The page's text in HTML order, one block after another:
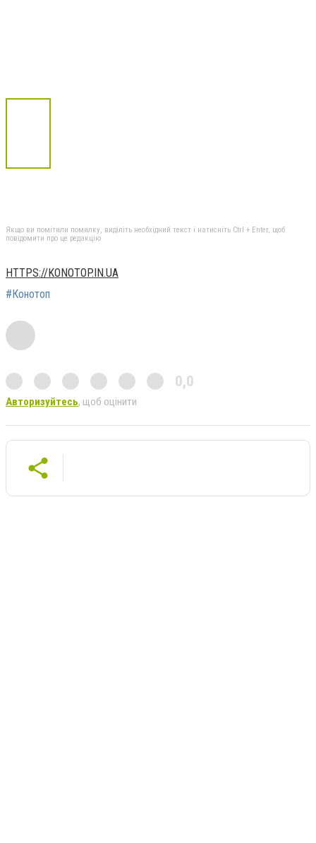
Якщо ви помітили помилку, виділіть необхідний текст і натисніть Ctrl + Enter, щоб
повідомити про це редакцію
HTTPS://KONOTOP.IN.UA
#Конотоп
0,0
Авторизуйтесь, щоб оцінити